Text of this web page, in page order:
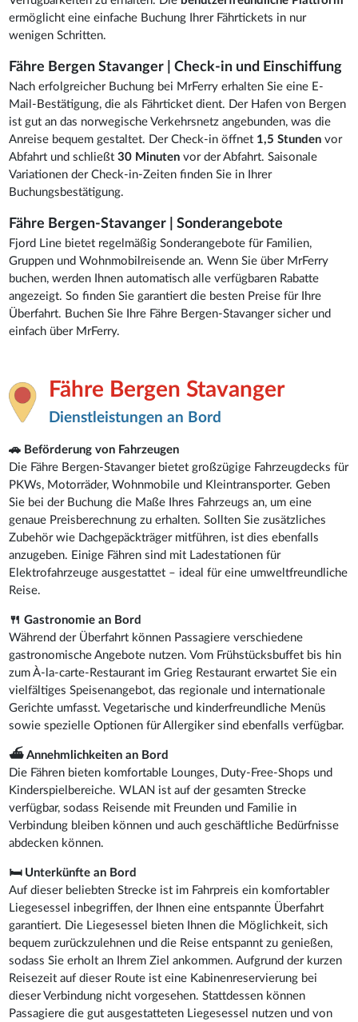
ermöglicht eine einfache Buchung Ihrer Fährtickets in nur
wenigen Schritten.
Fähre Bergen Stavanger | Check-in und Einschiffung
Nach erfolgreicher Buchung bei MrFerry erhalten Sie eine E-
Mail-Bestätigung, die als Fährticket dient. Der Hafen von Bergen
ist gut an das norwegische Verkehrsnetz angebunden, was die
Anreise bequem gestaltet. Der Check-in öffnet 1,5 Stunden vor
Abfahrt und schließt30 Minuten vor der Abfahrt. Saisonale
Variationen der Check-in-Zeiten finden Sie in Ihrer
Buchungsbestätigung.
Fähre Bergen-Stavanger | Sonderangebote
Fjord Line bietet regelmäßig Sonderangebote für Familien,
Gruppen und Wohnmobilreisende an. Wenn Sie über MrFerry
buchen, werden Ihnen automatisch alle verfügbaren Rabatte
angezeigt. So finden Sie garantiert die besten Preise für Ihre
Überfahrt. Buchen Sie Ihre Fähre Bergen-Stavanger sicher und
einfach über MrFerry.
Fähre Bergen Stavanger
Dienstleistungen an Bord
🚗 Beförderung von Fahrzeugen
Die Fähre Bergen-Stavanger bietet großzügige Fahrzeugdecks für
PKWs, Motorräder, Wohnmobile und Kleintransporter. Geben
Sie bei der Buchung die Maße Ihres Fahrzeugs an, um eine
genaue Preisberechnung zu erhalten. Sollten Sie zusätzliches
Zubehör wie Dachgepäckträger mitführen, ist dies ebenfalls
anzugeben. Einige Fähren sind mit Ladestationen für
Elektrofahrzeuge ausgestattet – ideal für eine umweltfreundliche
Reise.
🍴 Gastronomie an Bord
Während der Überfahrt können Passagiere verschiedene
gastronomische Angebote nutzen. Vom Frühstücksbuffet bis hin
zum À-la-carte-Restaurant im Grieg Restaurant erwartet Sie ein
vielfältiges Speisenangebot, das regionale und internationale
Gerichte umfasst. Vegetarische und kinderfreundliche Menüs
sowie spezielle Optionen für Allergiker sind ebenfalls verfügbar.
⛴️ Annehmlichkeiten an Bord
Die Fähren bieten komfortable Lounges, Duty-Free-Shops und
Kinderspielbereiche. WLAN ist auf der gesamten Strecke
verfügbar, sodass Reisende mit Freunden und Familie in
Verbindung bleiben können und auch geschäftliche Bedürfnisse
abdecken können.
🛏 Unterkünfte an Bord
Auf dieser beliebten Strecke ist im Fahrpreis ein komfortabler
Liegesessel inbegriffen, der Ihnen eine entspannte Überfahrt
garantiert. Die Liegesessel bieten Ihnen die Möglichkeit, sich
bequem zurückzulehnen und die Reise entspannt zu genießen,
sodass Sie erholt an Ihrem Ziel ankommen. Aufgrund der kurzen
Reisezeit auf dieser Route ist eine Kabinenreservierung bei
dieser Verbindung nicht vorgesehen. Stattdessen können
Passagiere die gut ausgestatteten Liegesessel nutzen und von